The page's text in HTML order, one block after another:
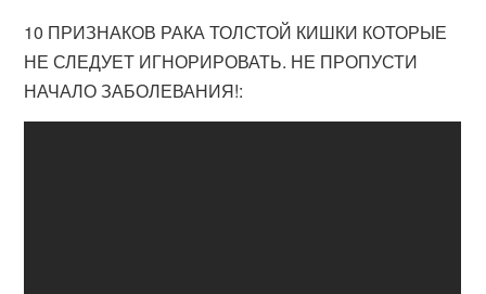
10 ПРИЗНАКОВ РАКА ТОЛСТОЙ КИШКИ КОТОРЫЕ
НЕ СЛЕДУЕТ ИГНОРИРОВАТЬ. НЕ ПРОПУСТИ
НАЧАЛО ЗАБОЛЕВАНИЯ!: